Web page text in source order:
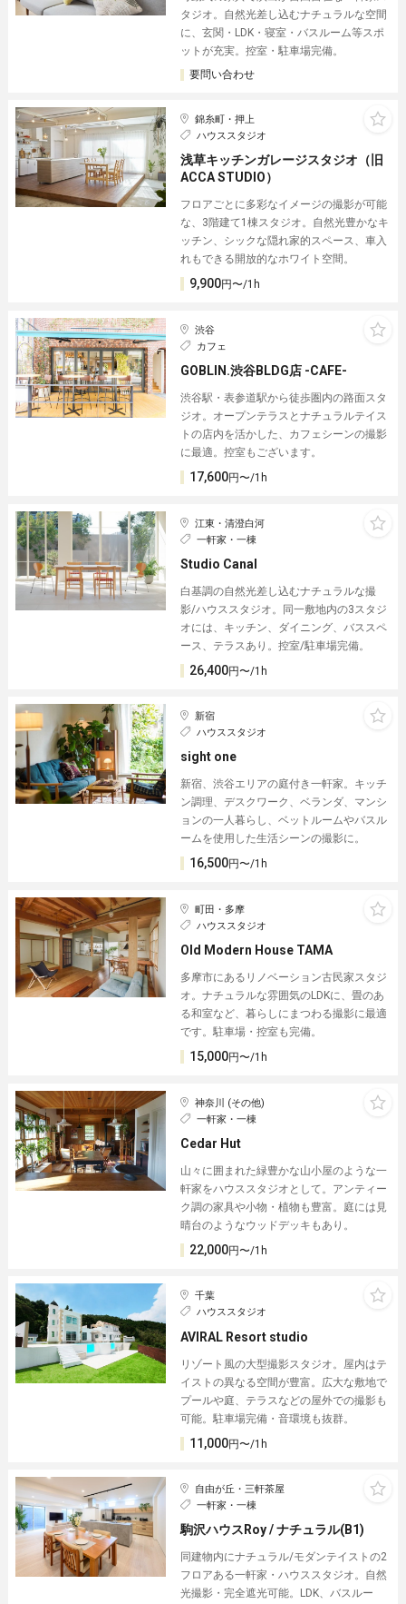
タジオ。自然光差し込むナチュラルな空間
に、玄関・LDK・寝室・バスルーム等スポ
ットが充実。控室・駐車場完備。
要問い合わせ
錦糸町・押上
ハウススタジオ
浅草キッチンガレージスタジオ（旧
ACCA STUDIO）
フロアごとに多彩なイメージの撮影が可能
な、3階建て1棟スタジオ。自然光豊かなキ
ッチン、シックな隠れ家的スペース、車入
れもできる開放的なホワイト空間。
9,900円〜/1h
渋谷
カフェ
GOBLIN.渋谷BLDG店 -CAFE-
渋谷駅・表参道駅から徒歩圏内の路面スタ
ジオ。オープンテラスとナチュラルテイス
トの店内を活かした、カフェシーンの撮影
に最適。控室もございます。
17,600円〜/1h
江東・清澄白河
一軒家・一棟
Studio Canal︎
白基調の自然光差し込むナチュラルな撮
影/ハウススタジオ。同一敷地内の3スタジ
オには、キッチン、ダイニング、バススペ
ース、テラスあり。控室/駐車場完備。
26,400円〜/1h
新宿
ハウススタジオ
sight one
新宿、渋谷エリアの庭付き一軒家。キッチ
ン調理、デスクワーク、ベランダ、マンシ
ョンの一人暮らし、ベットルームやバスル
ームを使用した生活シーンの撮影に。
16,500円〜/1h
町田・多摩
ハウススタジオ
Old Modern House TAMA
多摩市にあるリノベーション古民家スタジ
オ。ナチュラルな雰囲気のLDKに、畳のあ
る和室など、暮らしにまつわる撮影に最適
です。駐車場・控室も完備。
15,000円〜/1h
神奈川 (その他)
一軒家・一棟
Cedar Hut
山々に囲まれた緑豊かな山小屋のような一
軒家をハウススタジオとして。アンティー
ク調の家具や小物・植物も豊富。庭には見
晴台のようなウッドデッキもあり。
22,000円〜/1h
千葉
ハウススタジオ
AVIRAL Resort studio
リゾート風の大型撮影スタジオ。屋内はテ
イストの異なる空間が豊富。広大な敷地で
プールや庭、テラスなどの屋外での撮影も
可能。駐車場完備・音環境も抜群。
11,000円〜/1h
自由が丘・三軒茶屋
一軒家・一棟
駒沢ハウスRoy / ナチュラル(B1)
同建物内にナチュラル/モダンテイストの2
フロアある一軒家・ハウススタジオ。自然
光撮影・完全遮光可能。LDK、バスルー